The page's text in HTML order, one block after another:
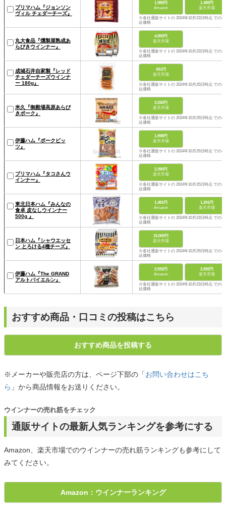
プリマハム『ジョンソン
ヴィル チェダーチーズ』
1,980円
Amazon
1,480円
楽天市場
※各社通販サイトの 2024年10月23日時点 での税
込価格
丸大食品『燻製屋熟成あ
らびきウインナー』
4,050円
楽天市場
※各社通販サイトの 2024年10月23日時点 での税
込価格
成城石井自家製『レッド
チェダーチーズウインナ
ー 180g』
431円
楽天市場
※各社通販サイトの 2024年10月25日時点 での税
込価格
米久『御殿場高原あらび
きポーク』
3,250円
楽天市場
※各社通販サイトの 2024年10月25日時点 での税
込価格
伊藤ハム『ポークビッ
ツ』
1,998円
楽天市場
※各社通販サイトの 2024年10月25日時点 での税
込価格
プリマハム『タコさんウ
インナー』
2,390円
楽天市場
※各社通販サイトの 2024年10月25日時点 での税
込価格
東北日本ハム『みんなの
食卓 皮なしウインナー
500g 』
1,481円
Amazon
1,291円
楽天市場
※各社通販サイトの 2024年10月23日時点 での税
込価格
日本ハム『シャウエッセ
ン とろける4種チーズ』
15,000円
楽天市場
※各社通販サイトの 2024年10月25日時点 での税
込価格
伊藤ハム『The GRAND
アルトバイエルン』
2,592円
Amazon
2,592円
楽天市場
※各社通販サイトの 2024年10月23日時点 での税
込価格
おすすめ商品・口コミの投稿はこちら
おすすめ商品を投稿する
※メーカーや販売店の方は、ページ下部の「お問い合わせはこち
ら 」から商品情報をお送りください。
通販サイトの最新人気ランキングを参考にする
ウインナーの売れ筋をチェック
Amazon、楽天市場でのウインナーの売れ筋ランキングも参考にして
みてください。
Amazon：ウインナーランキング